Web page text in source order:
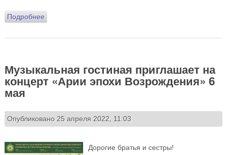
Подробнеео 8 мая приглашаем вас принять участие в
Музыкальная гостиная приглашает на
концерт «Арии эпохи Возрождения» 6
мая
Опубликовано 25 апреля 2022, 11:03
Дорогие братья и сестры!